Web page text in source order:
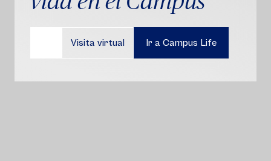
Visita virtual Ir a Campus Life